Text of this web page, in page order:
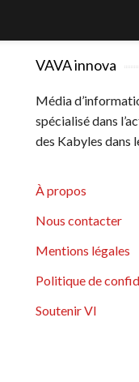
VAVA innova
Média
spécialisé dans
des Kabyles dans
À propos
Nous contacter
Mentions légales
Politique de
Soutenir VI